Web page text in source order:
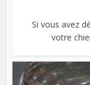
Si vous avez
votre